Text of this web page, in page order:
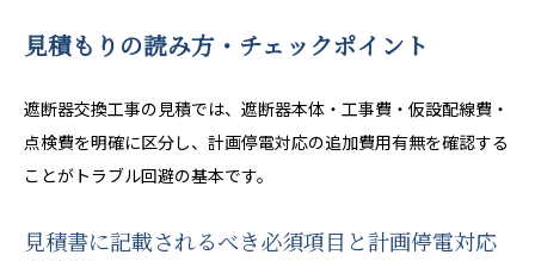
見積もりの読み方・チェックポイント
遮断器交換工事の見積では、遮断器本体・工事費・仮設配線費・
点検費を明確に区分し、計画停電対応の追加費用有無を確認する
ことがトラブル回避の基本です。
見積書に記載されるべき必須項目と計画停電対応